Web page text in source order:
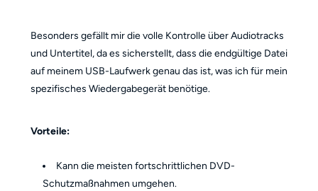
Besonders gefällt mir die volle Kontrolle über Audiotracks
und Untertitel, da es sicherstellt, dass die endgültige Datei
auf meinem USB-Laufwerk genau das ist, was ich für mein
spezifisches Wiedergabegerät benötige.
Vorteile:
Kann die meisten fortschrittlichen DVD-
Schutzmaßnahmen umgehen.